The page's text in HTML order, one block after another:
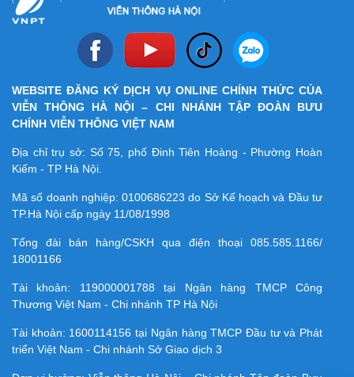
WEBSITE ĐĂNG KÝ DỊCH VỤ ONLINE CHÍNH THỨC CỦA
VIỄN THÔNG HÀ NỘI – CHI NHÁNH TẬP ĐOÀN BƯU
CHÍNH VIỄN THÔNG VIỆT NAM
Địa chỉ trụ sở: Số 75, phố Đinh Tiên Hoàng - Phường Hoàn
Kiếm - TP Hà Nội.
Mã số doanh nghiệp:0100686223 do Sở Kế hoạch và Đầu tư
TP.Hà Nội cấp ngày 11/08/1998
Tổng đài bán hàng/CSKH qua điện thoại 085.585.1166/
18001166
Tài khoản: 119000001788 tại Ngân hàng TMCP Công
Thương Việt Nam - Chi nhánh TP Hà Nội
Tài khoản: 1600114156 tại Ngân hàng TMCP Ðầu tư và Phát
triển Việt Nam - Chi nhánh Sở Giao dịch 3